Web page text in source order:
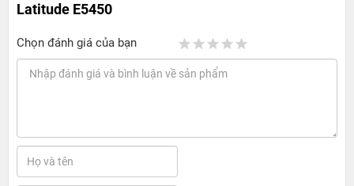
Latitude E5450
Chọn đánh giá của bạn